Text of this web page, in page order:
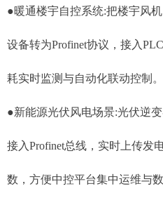
●暖通楼宇自控系统:把楼宇风
设备转为Profinet协议，接入
耗实时监测与自动化联动控制。
●新能源光伏风电场景:光伏逆
接入Profinet总线，实时上传发
数，方便中控平台集中运维与数